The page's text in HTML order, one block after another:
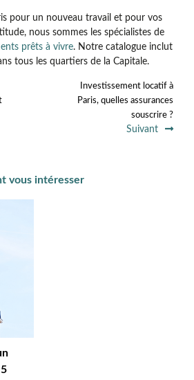
pour un nouveau travail et pour vos
nous sommes les spécialistes de
prêts à vivre. Notre catalogue inclut
tous les quartiers de la Capitale.
Investissement locatif à
Paris, quelles assurances
souscrire ?
Suivant
vous intéresser